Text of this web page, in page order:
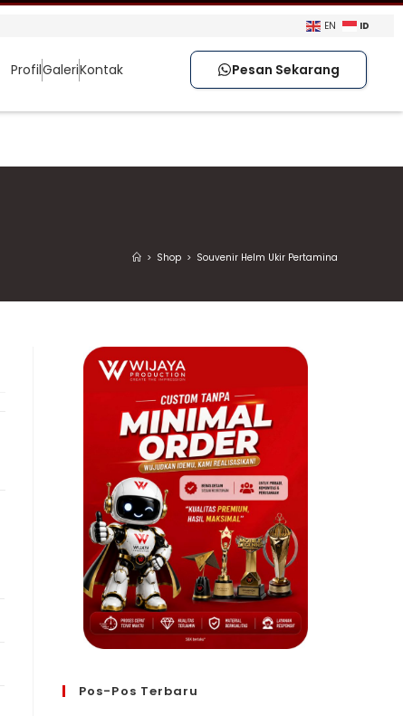
EN ID
ProfilGaleriKontak Pesan Sekarang
> Shop > Souvenir Helm Ukir Pertamina
Pos-Pos Terbaru